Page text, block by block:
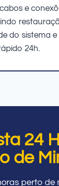
e
do sistema
24h.
24
de
perto de